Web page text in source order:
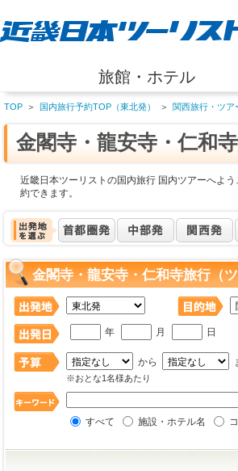
旅館・ホテル
TOP ＞ 国内旅行予約TOP（東北発） ＞ 関西旅行・ツア
金閣寺・龍安寺・仁和
近畿日本ツーリストの国内旅行 国内ツアーへよ
約できます。
金閣寺・龍安寺・仁和寺旅行（
年 月 日
から
※おとな1名様あたり
すべて 施設・ホテル名